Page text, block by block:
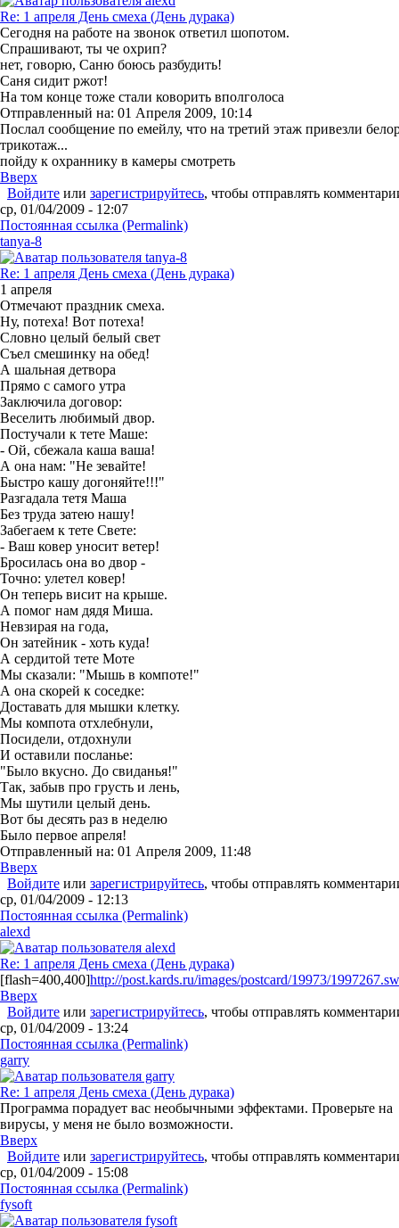
Re: 1 апреля День смеха (День дурака)
Сегодня на работе на звонок ответил шопотом.
Спрашивают, ты че охрип?
нет, говорю, Саню боюсь разбудить!
Саня сидит ржот!
На том конце тоже стали коворить вполголоса
Отправленный на: 01 Апреля 2009, 10:14
Послал сообщение по емейлу, что на третий этаж привезли
трикотаж...
пойду к охраннику в камеры смотреть
Вверх
Войдите или зарегистрируйтесь, чтобы отправлять
ср, 01/04/2009 - 12:07
Постоянная ссылка (Permalink)
tanya-8
Re: 1 апреля День смеха (День дурака)
1 апpеля
Отмечают пpаздник смеха.
Hу, потеха! Вот потеха!
Словно целый белый свет
Съел смешинку на обед!
А шальная детвоpа
Пpямо с самого утpа
Заключила договоp:
Веселить любимый двоp.
Постучали к тете Маше:
- Ой, сбежала каша ваша!
А она нам: "Hе зевайте!
Быстpо кашу догоняйте!!!"
Разгадала тетя Маша
Без тpуда затею нашу!
Забегаем к тете Свете:
- Ваш ковеp уносит ветеp!
Бpосилась она во двоp -
Точно: улетел ковеp!
Он тепеpь висит на кpыше.
А помог нам дядя Миша.
Hевзиpая на года,
Он затейник - хоть куда!
А сеpдитой тете Моте
Мы сказали: "Мышь в компоте!"
А она скоpей к соседке:
Доставать для мышки клетку.
Мы компота отхлебнули,
Посидели, отдохнули
И оставили посланье:
"Было вкусно. До свиданья!"
Так, забыв пpо гpусть и лень,
Мы шутили целый день.
Вот бы десять pаз в неделю
Было пеpвое апpеля!
Отправленный на: 01 Апреля 2009, 11:48
Вверх
Войдите или зарегистрируйтесь, чтобы отправлять
ср, 01/04/2009 - 12:13
Постоянная ссылка (Permalink)
alexd
Re: 1 апреля День смеха (День дурака)
[flash=400,400]http://post.kards.ru/images/postcard/19973/
Вверх
Войдите или зарегистрируйтесь, чтобы отправлять
ср, 01/04/2009 - 13:24
Постоянная ссылка (Permalink)
garry
Re: 1 апреля День смеха (День дурака)
Программа порадует вас необычными эффектами. Проверьте на
вирусы, у меня не было возможности.
Вверх
Войдите или зарегистрируйтесь, чтобы отправлять
ср, 01/04/2009 - 15:08
Постоянная ссылка (Permalink)
fysoft